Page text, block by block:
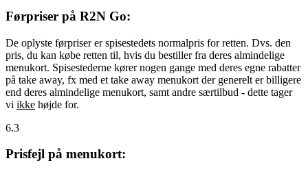
Førpriser på R2N Go:
De oplyste førpriser er spisestedets normalpris for retten. Dvs. den
pris, du kan købe retten til, hvis du bestiller fra deres almindelige
menukort. Spisestederne kører nogen gange med deres egne rabatter
på take away, fx med et take away menukort der generelt er billigere
end deres almindelige menukort, samt andre særtilbud - dette tager
vi ikke højde for.
6.3
Prisfejl på menukort: